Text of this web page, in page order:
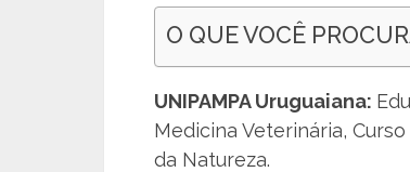
O QUE VOCÊ
UNIPAMPA Uruguaiana:
Medicina Veterinária,
da Natureza.